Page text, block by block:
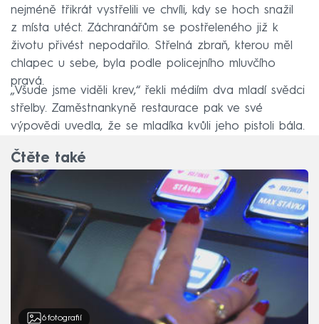
nejméně třikrát vystřelili ve chvíli, kdy se hoch snažil
z místa utéct. Záchranářům se postřeleného již k
životu přivést nepodařilo. Střelná zbraň, kterou měl
chlapec u sebe, byla podle policejního mluvčího
pravá.
„Všude jsme viděli krev,“ řekli médiím dva mladí svědci
střelby. Zaměstnankyně restaurace pak ve své
výpovědi uvedla, že se mladíka kvůli jeho pistoli bála.
Čtěte také
6 fotografií